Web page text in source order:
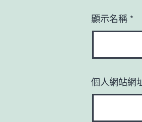
顯示名稱 *
個人網站網